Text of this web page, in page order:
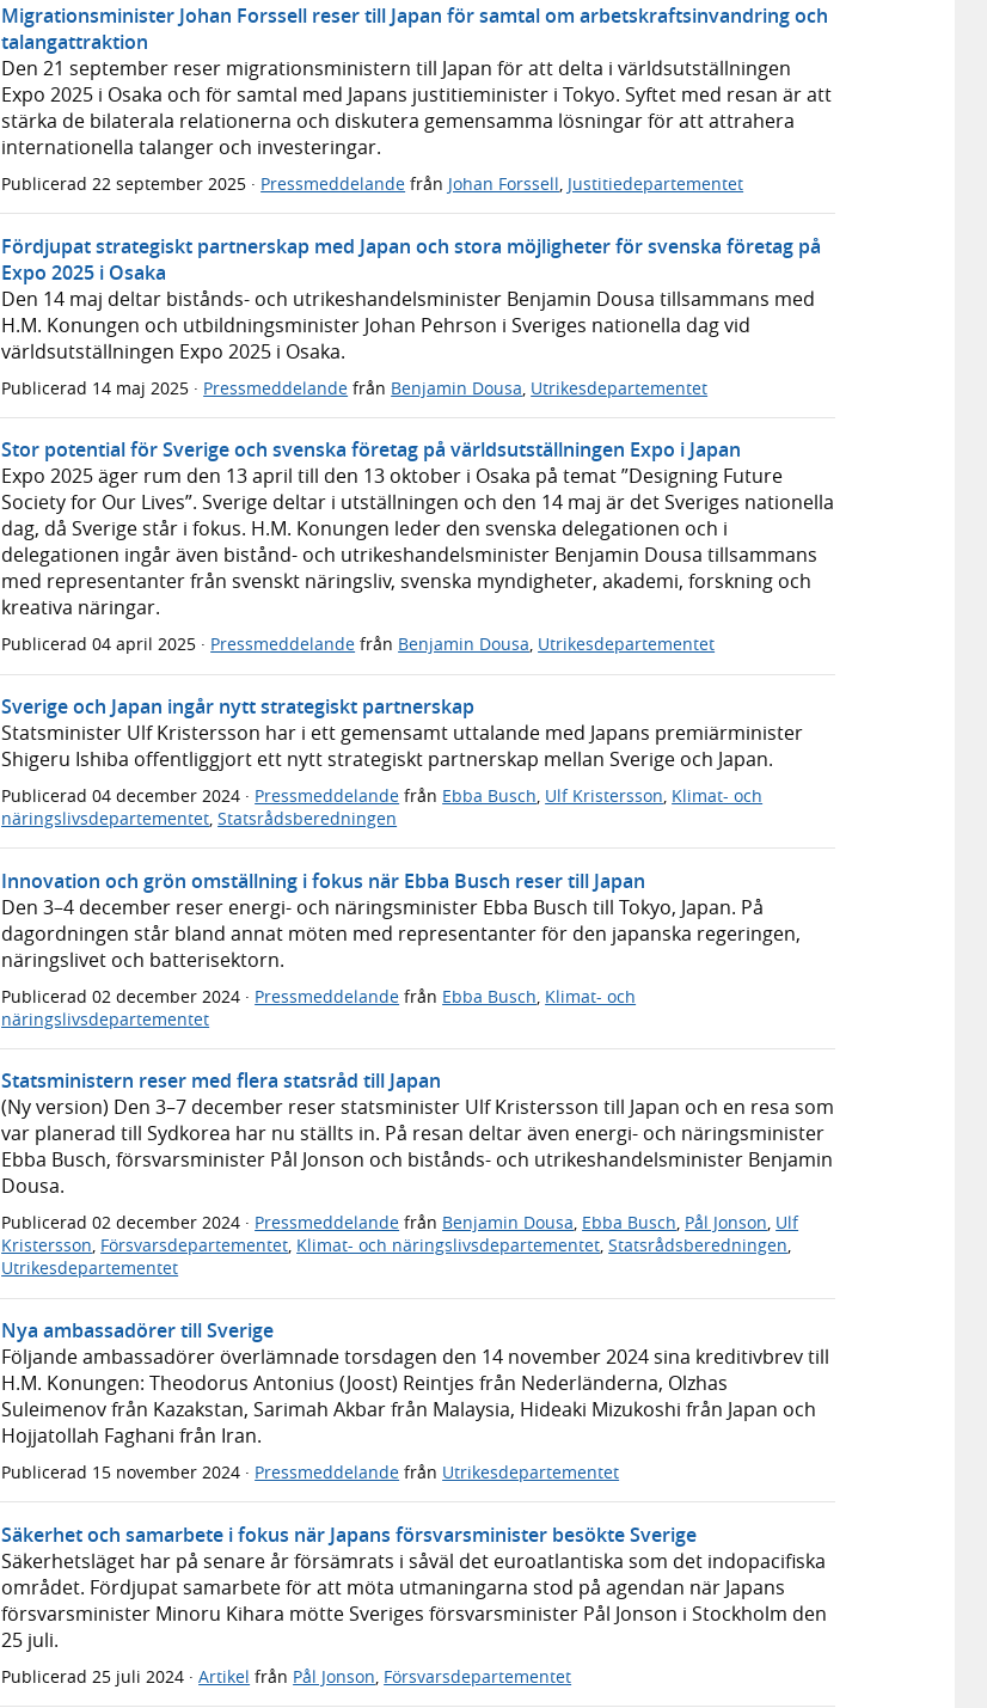
Migrationsminister Johan Forssell reser till Japan för samtal om arbetskraftsinvandring och
talangattraktion
Den 21 september reser migrationsministern till Japan för att delta i världsutställningen
Expo 2025 i Osaka och för samtal med Japans justitieminister i Tokyo. Syftet med resan är att
stärka de bilaterala relationerna och diskutera gemensamma lösningar för att attrahera
internationella talanger och investeringar.
Publicerad22 september 2025 · Pressmeddelande från Johan Forssell, Justitiedepartementet
Fördjupat strategiskt partnerskap med Japan och stora möjligheter för svenska företag på
Expo 2025 i Osaka
Den 14 maj deltar bistånds- och utrikeshandelsminister Benjamin Dousa tillsammans med
H.M. Konungen och utbildningsminister Johan Pehrson i Sveriges nationella dag vid
världsutställningen Expo 2025 i Osaka.
Publicerad 14 maj 2025 · Pressmeddelande från Benjamin Dousa Utrikesdepartementet
Stor potential för Sverige och svenska företag på världsutställningen Expo i Japan
Expo 2025 äger rum den 13 april till den 13 oktober i Osaka på temat ”Designing Future
Society for Our Lives”. Sverige deltar i utställningen och den 14 maj är det Sveriges nationella
dag, då Sverige står i fokus. H.M. Konungen leder den svenska delegationen och i
delegationen ingår även bistånd- och utrikeshandelsminister Benjamin Dousa tillsammans
med representanter från svenskt näringsliv, svenska myndigheter, akademi, forskning och
kreativa näringar.
Publicerad04 april 2025 · Pressmeddelande från Benjamin Dousa, Utrikesdepartementet
Sverige och Japan ingår nytt strategiskt partnerskap
Statsminister Ulf Kristersson har i ett gemensamt uttalande med Japans premiärminister
Shigeru Ishiba offentliggjort ett nytt strategiskt partnerskap mellan Sverige och Japan.
Publicerad04 december 2024 · Pressmeddelande från Ebba Busch, Ulf Kristersson, Klimat- och
näringslivsdepartementet,Statsrådsberedningen
Innovation och grön omställning i fokus när Ebba Busch reser till Japan
Den 3–4 december reser energi- och näringsminister Ebba Busch till Tokyo, Japan. På
dagordningen står bland annat möten med representanter för den japanska regeringen,
näringslivet och batterisektorn.
Publicerad02 december 2024 · Pressmeddelande från Ebba Busch Klimat- och
näringslivsdepartementet
Statsministern reser med flera statsråd till Japan
(Ny version) Den 3–7 december reser statsminister Ulf Kristersson till Japan och en resa som
var planerad till Sydkorea har nu ställts in. På resan deltar även energi- och näringsminister
Ebba Busch, försvarsminister Pål Jonson och bistånds- och utrikeshandelsminister Benjamin
Dousa.
Publicerad02 december 2024 · Pressmeddelande från Benjamin Dousa, Ebba Busch, Pål Jonson, Ulf
Kristersson, Försvarsdepartementet, Klimat- och näringslivsdepartementet,Statsrådsberedningen,
Utrikesdepartementet
Nya ambassadörer till Sverige
Följande ambassadörer överlämnade torsdagen den 14 november 2024 sina kreditivbrev till
H.M. Konungen: Theodorus Antonius (Joost) Reintjes från Nederländerna, Olzhas
Suleimenov från Kazakstan, Sarimah Akbar från Malaysia, Hideaki Mizukoshi från Japan och
Hojjatollah Faghani från Iran.
Publicerad 15 november 2024 · Pressmeddelande från Utrikesdepartementet
Säkerhet och samarbete i fokus när Japans försvarsminister besökte Sverige
Säkerhetsläget har på senare år försämrats i såväl det euroatlantiska som det indopacifiska
området. Fördjupat samarbete för att möta utmaningarna stod på agendan när Japans
försvarsminister Minoru Kihara mötte Sveriges försvarsminister Pål Jonson i Stockholm den
25 juli.
Publicerad 25 juli 2024 ·Artikel från Pål Jonson Försvarsdepartementet